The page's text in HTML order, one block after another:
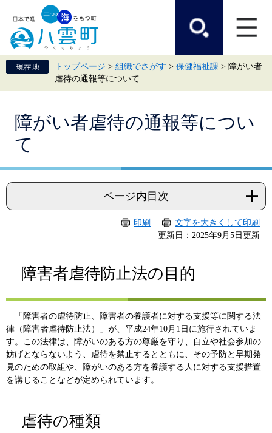
頭
で
飛
ば
て
トップページ > 組織でさがす > 保健福祉課 > 障がい者
虐待の通報等について
障がい者虐待の通報等につい
て
ページ内目次
印刷
文字を大きくして印刷
更新日：2025年9月5日更新
障害者虐待防止法の目的
「障害者の虐待防止、障害者の養護者に対する支援等に関する法
律（障害者虐待防止法）」が、平成24年10月1日に施行されていま
す。この法律は、障がいのある方の尊厳を守り、自立や社会参加の
妨げとならないよう、虐待を禁止するとともに、その予防と早期発
見のための取組や、障がいのある方を養護する人に対する支援措置
を講じることなどが定められています。
虐待の種類